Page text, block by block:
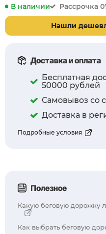
В наличии Рассрочка
Нашли
Доставка и оплата
Бесплатная
50000 рублей
Самовывоз со
Доставка в
Подробные условия
Полезное
Какую беговую дорожку
Как выбрать беговую